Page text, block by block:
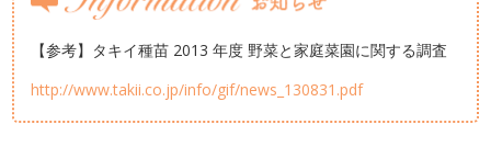
【参考】タキイ種苗 2013 年度 野菜と家庭菜園に関する調査
http://www.takii.co.jp/info/gif/news_130831.pdf